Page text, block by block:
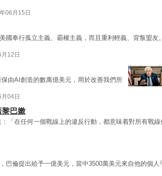
06月15日
國奉行孤立主義、霸權主義，而且重利輕義、背叛盟友。
12日
由AI創造的數萬億美元，用於改善我們所
04日
黎巴嫩
「在任何一個戰線上的違反行動，都意味着對所有戰線
巴倫提出給予一億美元，當中3500萬美元來自他的個人